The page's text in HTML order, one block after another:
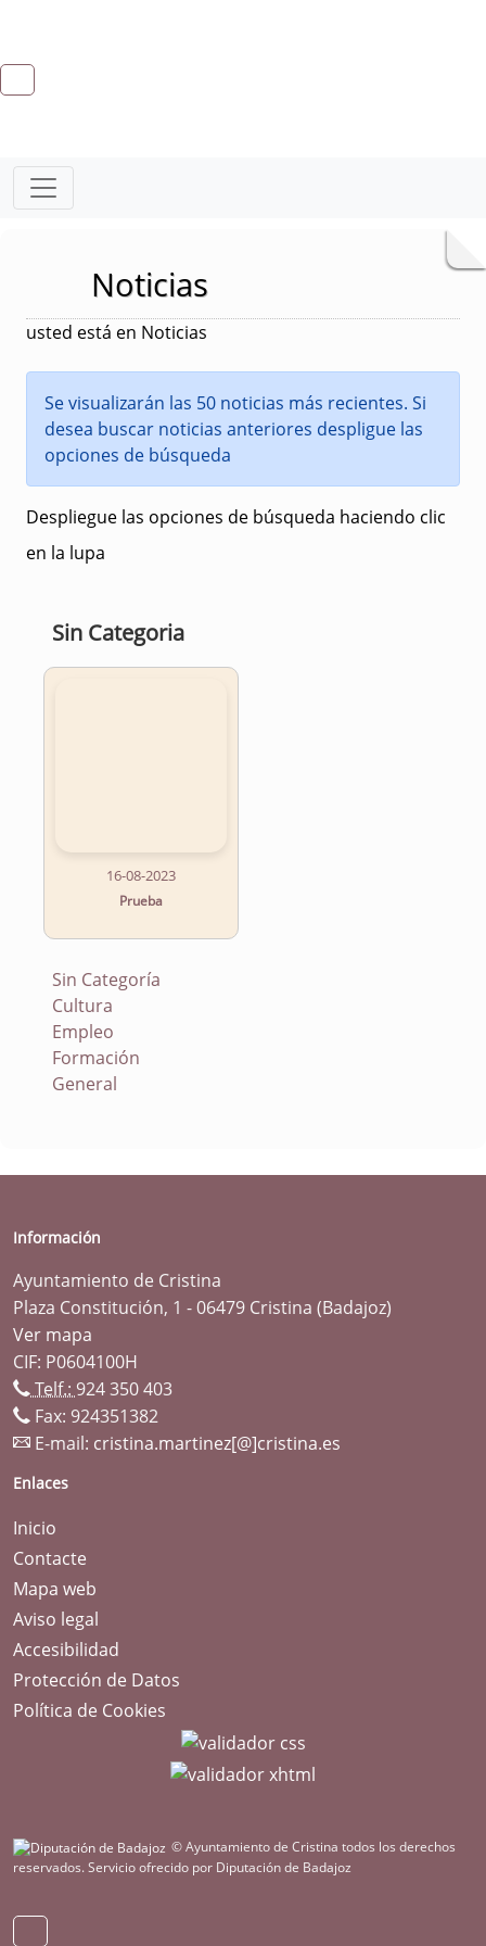
Noticias
usted está en Noticias
Se visualizarán las 50 noticias más recientes. Si
desea buscar noticias anteriores despligue las
opciones de búsqueda
Despliegue las opciones de búsqueda haciendo clic
en la lupa
Sin Categoria
16-08-2023
Prueba
Sin Categoría
Cultura
Empleo
Formación
General
Información
Ayuntamiento de Cristina
Plaza Constitución, 1 - 06479 Cristina (Badajoz)
Ver mapa
CIF: P0604100H
Telf.: 924 350 403
Fax: 924351382
E-mail: cristina.martinez[@]cristina.es
Enlaces
Inicio
Contacte
Mapa web
Aviso legal
Accesibilidad
Protección de Datos
Política de Cookies
© Ayuntamiento de Cristina todos los derechos
reservados.Servicio ofrecido por Diputación de Badajoz